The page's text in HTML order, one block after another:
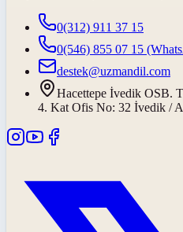
0(312) 911 37 15
0(546) 855 07 15
destek@uzmandil.com
Hacettepe İvedik OSB.
4. Kat Ofis No: 32 İvedik /